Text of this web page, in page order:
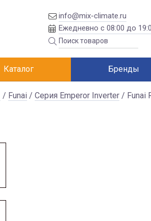
info@mix-climate.ru
Ежедневно с 08:00 до
Каталог Бренды
/ Funai / Серия Emperor Inverter / Funai